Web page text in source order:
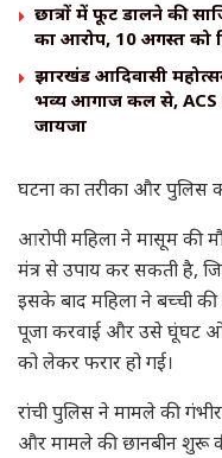
छात्रों में फूट डालने की
का आरोप, 10 अगस्त को
झारखंड आदिवासी
भव्य आगाज कल से, ACS
जायजा
घटना का तरीका और पुलिस
आरोपी महिला ने मासूम की
मंत्र से उपाय कर सकती है,
इसके बाद महिला ने बच्ची
पूजा करवाई और उसे घूंघट
को लेकर फरार हो गई।
रांची पुलिस ने मामले की
और मामले की छानबीन शुरू